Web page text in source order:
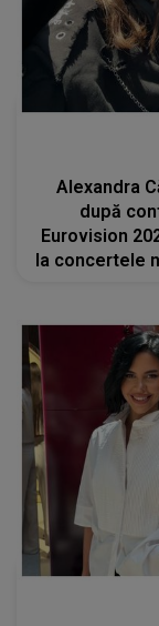
Alexandra
după
Eurovision
la concertele